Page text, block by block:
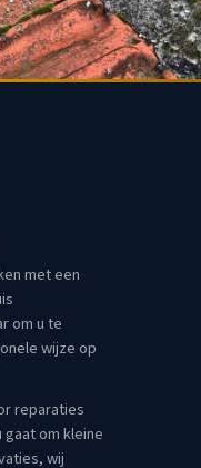
met een
om u te
wijze op
reparaties
om kleine
wij